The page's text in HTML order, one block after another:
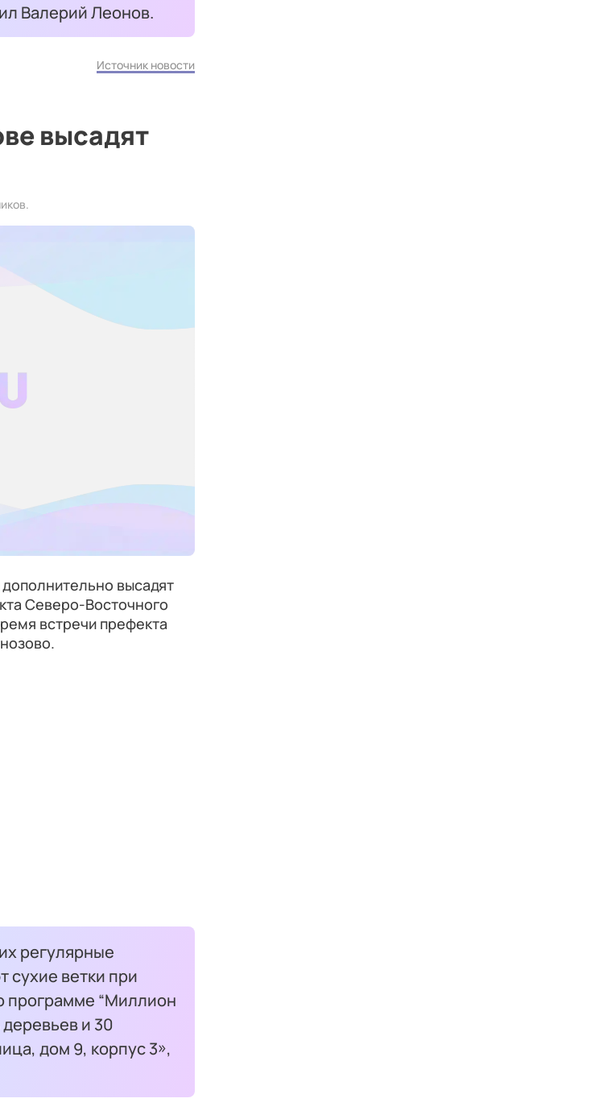
Валерий Леонов.
Источник новости
высадят
высадят
Северо-Восточного
встречи префекта
регулярные
сухие ветки при
программе “Миллион
и 30
дом 9, корпус 3»,